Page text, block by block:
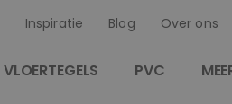
Inspiratie Blog Over ons
VLOERTEGELS PVC